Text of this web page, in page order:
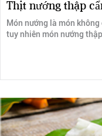
Thịt nướng thập
Món nướng là món
tuy nhiên món nướng